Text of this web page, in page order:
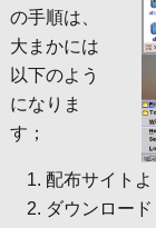
の手順は、
大まかには
以下のよう
になりま
す；
配布サイト
ダウンロー